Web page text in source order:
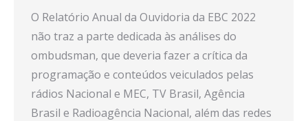
O Relatório Anual da Ouvidoria da EBC 2022
não traz a parte dedicada às análises do
ombudsman, que deveria fazer a crítica da
programação e conteúdos veiculados pelas
rádios Nacional e MEC, TV Brasil, Agência
Brasil e Radioagência Nacional, além das redes